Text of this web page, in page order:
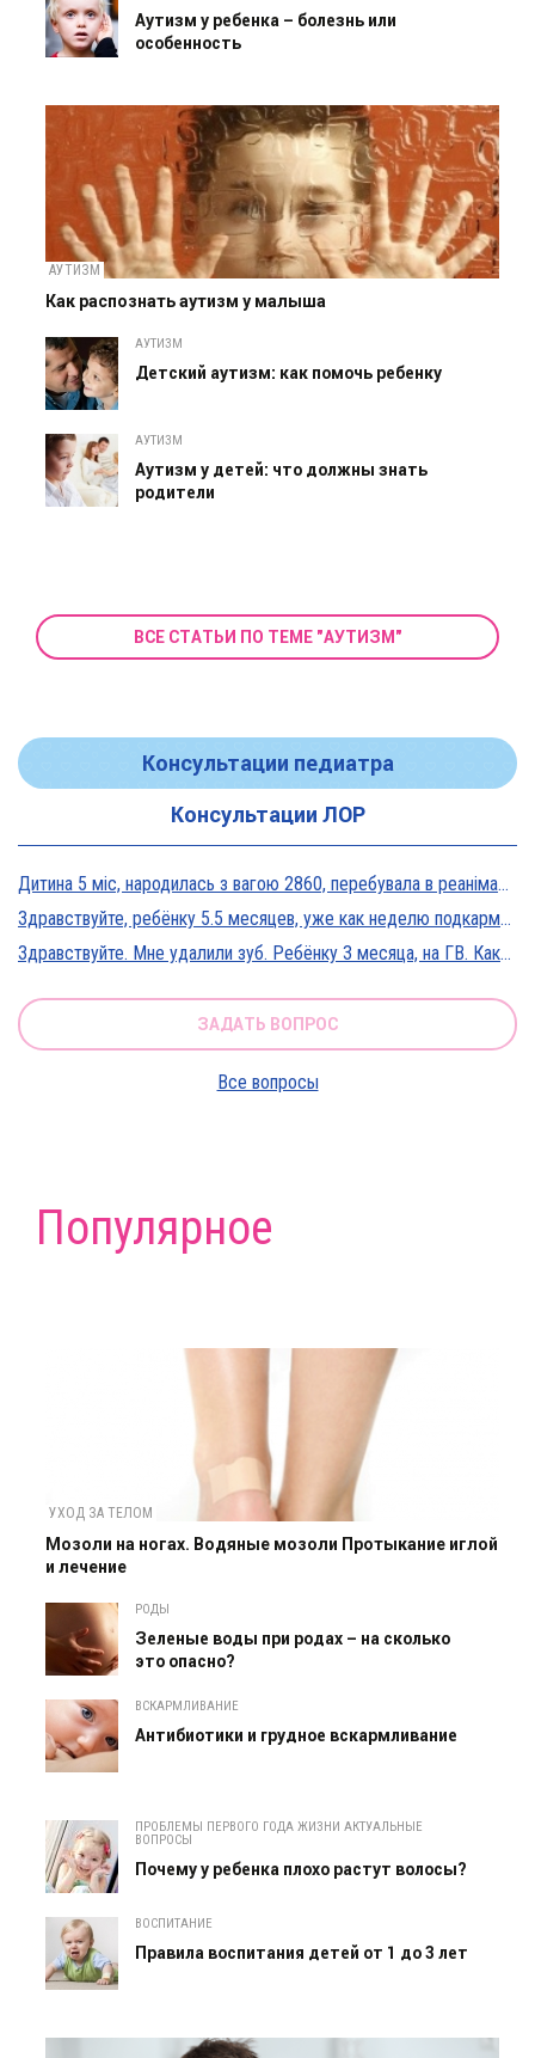
Аутизм у ребенка – болезнь или
особенность
АУТИЗМ
Как распознать аутизм у малыша
АУТИЗМ
Детский аутизм: как помочь ребенку
АУТИЗМ
Аутизм у детей: что должны знать
родители
ВСЕ СТАТЬИ ПО ТЕМЕ "АУТИЗМ"
Консультации педиатра
Консультации ЛОР
Дитина 5 міс, народилась з вагою 2860, перебувала в реанімації у дуже тяжкому стані, діагноз Гіпоксична енцефалопатія 2 ст. На даний момент вага 5800, відмовляється від їжі, плаче близько 5 днів, періоди активності присутні, стул зі слизом зелений оформлений, на штучному вигодовуванні Нан безлактозний,за раз або з перервами з'їдає 90-120 мл. Прошу допомоги в даній ситуації?
Здравствуйте, ребёнку 5.5 месяцев, уже как неделю подкармливаю смесью, пробовали 3 вида нан, милупа и остановились на малютке премиум, только вчера появились красные пятна вокруг рта после кормления смесью, и мы опять попробовали милупа и нан, реакция осталась, что делать?
Здравствуйте. Мне удалили зуб. Ребёнку 3 месяца, на ГВ. Какие антибиотики можно принимать? Спасибо
ЗАДАТЬ ВОПРОС
Все вопросы
Популярное
УХОД ЗА ТЕЛОМ
Мозоли на ногах. Водяные мозоли Протыкание иглой
и лечение
РОДЫ
Зеленые воды при родах – на сколько
это опасно?
ВСКАРМЛИВАНИЕ
Антибиотики и грудное вскармливание
ПРОБЛЕМЫ ПЕРВОГО ГОДА ЖИЗНИ АКТУАЛЬНЫЕ
ВОПРОСЫ
Почему у ребенка плохо растут волосы?
ВОСПИТАНИЕ
Правила воспитания детей от 1 до 3 лет